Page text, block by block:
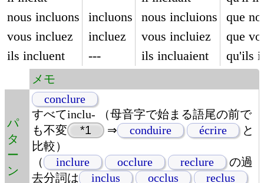
nous incluons
vous incluez
ils incluent
incluons
incluez
---
nous incluions
vous incluiez
ils incluaient
que
que
qu'ils
メモ
パ
タ
ー
ン
conclure
すべてinclu- （母音字で始まる語尾の前で
も不変
*1 ⇒ conduire écrire
と
比較）
（
inclure occlure reclure
の過
去分詞は
inclus occlus
reclus